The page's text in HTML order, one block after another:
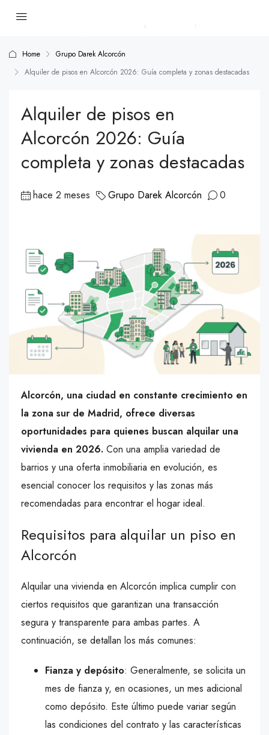
Home
Grupo Darek Alcorcón
Alquiler de pisos en Alcorcón 2026: Guía completa y zonas destacadas
Alquiler de pisos en
Alcorcón 2026: Guía
completa y zonas destacadas
hace 2 meses Grupo Darek Alcorcón 0
Alcorcón, una ciudad en constante crecimiento en
la zona sur de Madrid, ofrece diversas
oportunidades para quienes buscan alquilar una
vivienda en 2026. Con una amplia variedad de
barrios y una oferta inmobiliaria en evolución, es
esencial conocer los requisitos y las zonas más
recomendadas para encontrar el hogar ideal.
Requisitos para alquilar un piso en
Alcorcón
Alquilar una vivienda en Alcorcón implica cumplir con
ciertos requisitos que garantizan una transacción
segura y transparente para ambas partes. A
continuación, se detallan los más comunes:
Fianza y depósito: Generalmente, se solicita un
mes de fianza y, en ocasiones, un mes adicional
como depósito. Este último puede variar según
las condiciones del contrato y las características